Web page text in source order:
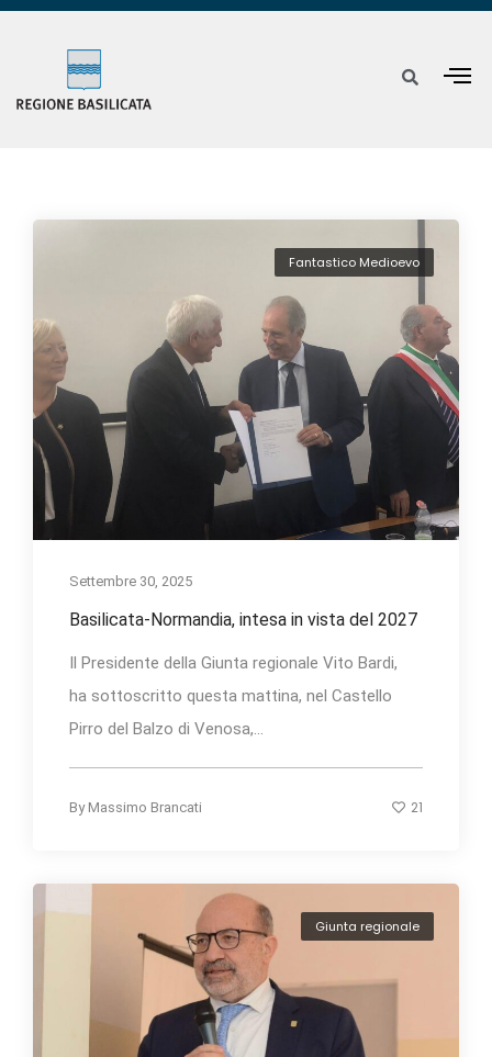
Fantastico Medioevo
Settembre 30, 2025
Basilicata-Normandia, intesa in vista del 2027
Il Presidente della Giunta regionale Vito Bardi,
ha sottoscritto questa mattina, nel Castello
Pirro del Balzo di Venosa,...
By Massimo Brancati 21
Giunta regionale